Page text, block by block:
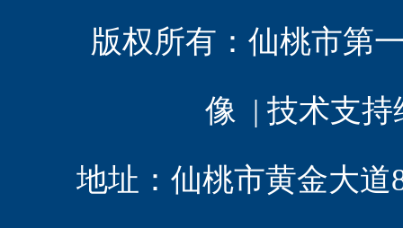
版权所有： 仙桃市第
像 | 技术支持
地址：仙桃市黄金大道